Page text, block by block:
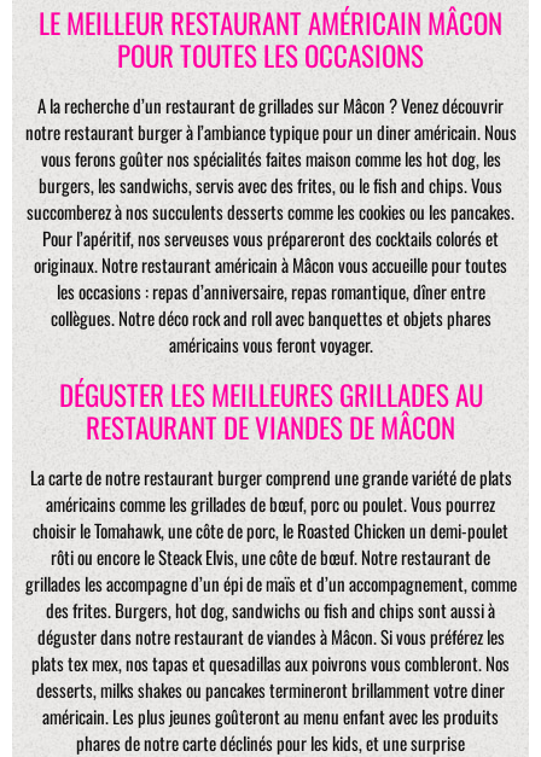
LE MEILLEUR RESTAURANT AMÉRICAIN MÂCON
POUR TOUTES LES OCCASIONS
A la recherche d’un restaurant de grillades sur Mâcon ? Venez découvrir
notre restaurant burger à l’ambiance typique pour un diner américain. Nous
vous ferons goûter nos spécialités faites maison comme les hot dog, les
burgers, les sandwichs, servis avec des frites, ou le fish and chips. Vous
succomberez à nos succulents desserts comme les cookies ou les pancakes.
Pour l’apéritif, nos serveuses vous prépareront des cocktails colorés et
originaux. Notre restaurant américain à Mâcon vous accueille pour toutes
les occasions : repas d’anniversaire, repas romantique, dîner entre
collègues. Notre déco rock and roll avec banquettes et objets phares
américains vous feront voyager.
DÉGUSTER LES MEILLEURES GRILLADES AU
RESTAURANT DE VIANDES DE MÂCON
La carte de notre restaurant burger comprend une grande variété de plats
américains comme les grillades de bœuf, porc ou poulet. Vous pourrez
choisir le Tomahawk, une côte de porc, le Roasted Chicken un demi-poulet
rôti ou encore le Steack Elvis, une côte de bœuf. Notre restaurant de
grillades les accompagne d’un épi de maïs et d’un accompagnement, comme
des frites. Burgers, hot dog, sandwichs ou fish and chips sont aussi à
déguster dans notre restaurant de viandes à Mâcon. Si vous préférez les
plats tex mex, nos tapas et quesadillas aux poivrons vous combleront. Nos
desserts, milks shakes ou pancakes termineront brillamment votre diner
américain. Les plus jeunes goûteront au menu enfant avec les produits
phares de notre carte déclinés pour les kids, et une surprise